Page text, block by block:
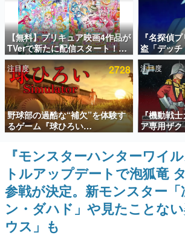
電ファミのいま読まれている記事ランキング
アプリセール情報
インタビュー
連載・特集一覧
殿堂入り記事
SNS拡散数が数千以上！ ページビ
ど。多くの人々に読まれた、電ファ
事をまとめました。
ゲームの企画書
名作ゲームクリエイターの方々に製
聞きし、ヒットする企画（ゲーム
きます。
赫本
この物語を解いてはいけない。『
【無料】プリキュア映画4作品が
TVerで新たに配信スタート！な
んと2018年～2024年の映画ほぼ
すべてが見放題に、ぶっちゃけ
ありえないラインナップ
『名探偵
盗「デッ
キャスト
明。『Re:
界生活』オ
シスマイ
注目度 2728
野球部の過酷な“補欠”を体験す
るゲーム『球ひろい
Simulator』が「1件」のウィッ
シュリストをもとにチェコ語に
対応しSNSで話題に。『キング
ダム・カム』開発元やチェコの
プロ野球選手から称賛の声
注目度
『機動戦
ア専用ザ
散水ホー
本体には
ークやジ
ム、型式
『モンスターハンターワイ
トルアップデートで泡狐竜
参戦が決定。新モンスター
ン・ダハド」や見たことな
ウス」も